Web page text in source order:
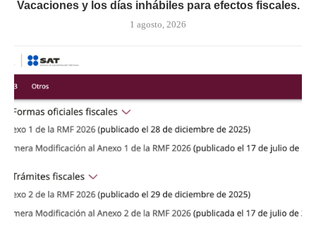
Vacaciones y los días inhábiles para efectos fiscales.
1 agosto, 2026